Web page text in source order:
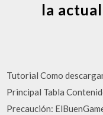
la
Tutorial Como
Principal Tabla
Precaución: